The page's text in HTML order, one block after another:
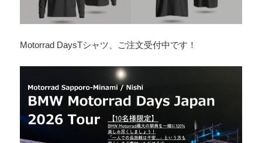
Motorrad DaysTシャツ、ご注文受付中です！